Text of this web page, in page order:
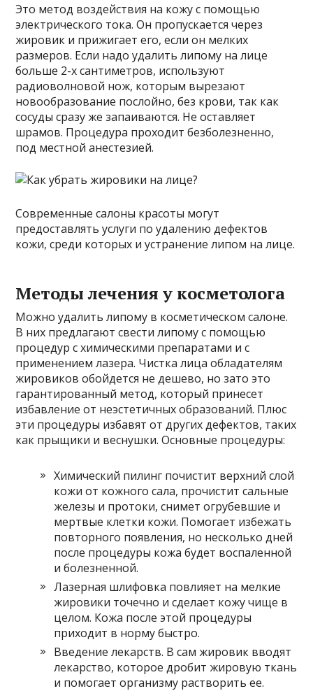
Это метод воздействия на кожу с помощью
электрического тока. Он пропускается через
жировик и прижигает его, если он мелких
размеров. Если надо удалить липому на лице
больше 2-х сантиметров, используют
радиоволновой нож, которым вырезают
новообразование послойно, без крови, так как
сосуды сразу же запаиваются. Не оставляет
шрамов. Процедура проходит безболезненно,
под местной анестезией.
Современные салоны красоты могут
предоставлять услуги по удалению дефектов
кожи, среди которых и устранение липом на лице.
Методы лечения у косметолога
Можно удалить липому в косметическом салоне.
В них предлагают свести липому с помощью
процедур с химическими препаратами и с
применением лазера. Чистка лица обладателям
жировиков обойдется не дешево, но зато это
гарантированный метод, который принесет
избавление от неэстетичных образований. Плюс
эти процедуры избавят от других дефектов, таких
как прыщики и веснушки. Основные процедуры:
Химический пилинг почистит верхний слой
кожи от кожного сала, прочистит сальные
железы и протоки, снимет огрубевшие и
мертвые клетки кожи. Помогает избежать
повторного появления, но несколько дней
после процедуры кожа будет воспаленной
и болезненной.
Лазерная шлифовка повлияет на мелкие
жировики точечно и сделает кожу чище в
целом. Кожа после этой процедуры
приходит в норму быстро.
Введение лекарств. В сам жировик вводят
лекарство, которое дробит жировую ткань
и помогает организму растворить ее.